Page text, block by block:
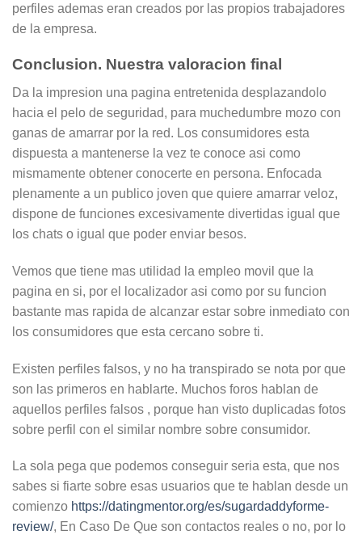
perfiles ademas eran creados por las propios trabajadores
de la empresa.
Conclusion. Nuestra valoracion final
Da la impresion una pagina entretenida desplazandolo
hacia el pelo de seguridad, para muchedumbre mozo con
ganas de amarrar por la red. Los consumidores esta
dispuesta a mantenerse la vez te conoce asi­ como
mismamente obtener conocerte en persona. Enfocada
plenamente a un publico joven que quiere amarrar veloz,
dispone de funciones excesivamente divertidas igual que
los chats o igual que poder enviar besos.
Vemos que tiene mas utilidad la empleo movil que la
pagina en si, por el localizador asi­ como por su funcion
bastante mas rapida de alcanzar estar sobre inmediato con
los consumidores que esta cercano sobre ti.
Existen perfiles falsos, y no ha transpirado se nota por que
son las primeros en hablarte. Muchos foros hablan de
aquellos perfiles falsos , porque han visto duplicadas fotos
sobre perfil con el similar nombre sobre consumidor.
La sola pega que podemos conseguir seri­a esta, que nos
sabes si fiarte sobre esas usuarios que te hablan desde un
comienzo https://datingmentor.org/es/sugardaddyforme-
review/, En Caso De Que son contactos reales o no, por lo